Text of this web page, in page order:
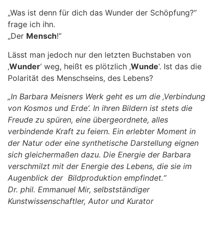
„Was ist denn für dich das Wunder der Schöpfung?“
frage ich ihn.
„Der Mensch!“
Lässt man jedoch nur den letzten Buchstaben von
‚Wunder‘ weg, heißt es plötzlich ‚Wunde‘. Ist das die
Polarität des Menschseins, des Lebens?
„In Barbara Meisners Werk geht es um die ‚Verbindung
von Kosmos und Erde‘. In ihren Bildern ist stets die
Freude zu spüren, eine übergeordnete, alles
verbindende Kraft zu feiern. Ein erlebter Moment in
der Natur oder eine synthetische Darstellung eignen
sich gleichermaßen dazu. Die Energie der Barbara
verschmilzt mit der Energie des Lebens, die sie im
Augenblick der Bildproduktion empfindet.“
Dr. phil. Emmanuel Mir, selbstständiger
Kunstwissenschaftler, Autor und Kurator